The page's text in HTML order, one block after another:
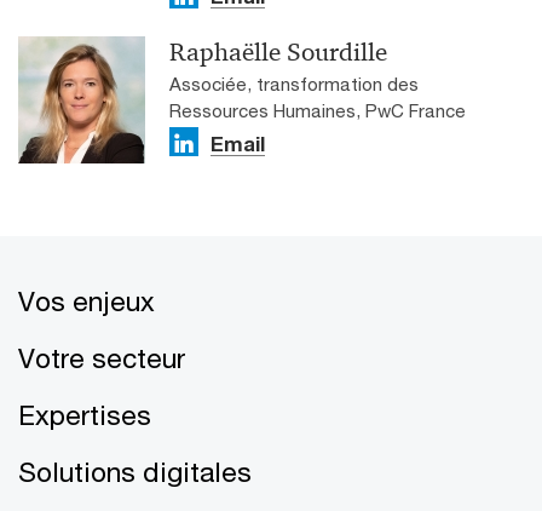
Raphaëlle Sourdille
Associée, transformation des
Ressources Humaines, PwC France
Email
Vos enjeux
Votre secteur
Expertises
Solutions digitales